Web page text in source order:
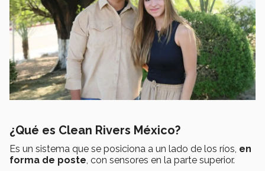
¿Qué es Clean Rivers México?
Es un sistema que se posiciona a un lado de los ríos, en
forma de poste, con sensores en la parte superior.